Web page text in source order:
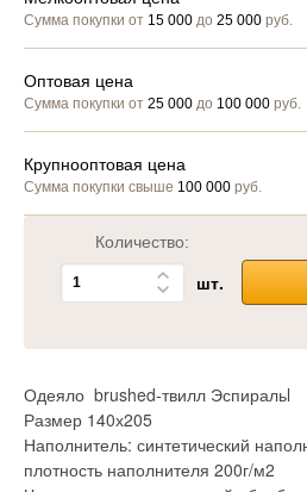
Сумма покупки от 15 000 до 25 000 руб.
Оптовая цена
Сумма покупки от 25 000 до 100 000 руб.
Крупнооптовая цена
Сумма покупки свыше 100 000 руб.
Количество:
шт.
Одеяло brushed-твилл Эспиральl
Размер 140х205
Наполнитель: синтетический
плотность наполнителя 200г/м2